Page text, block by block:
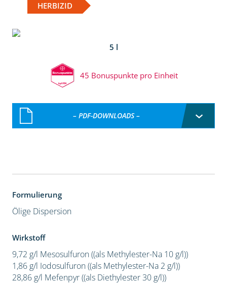
HERBIZID
5 l
45 Bonuspunkte pro Einheit
– PDF-DOWNLOADS –
Formulierung
Ölige Dispersion
Wirkstoff
9,72 g/l Mesosulfuron ((als Methylester-Na 10 g/l))
1,86 g/l Iodosulfuron ((als Methylester-Na 2 g/l))
28,86 g/l Mefenpyr ((als Diethylester 30 g/l))